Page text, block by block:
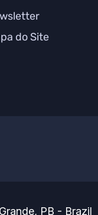
do Site
PB - Brazil